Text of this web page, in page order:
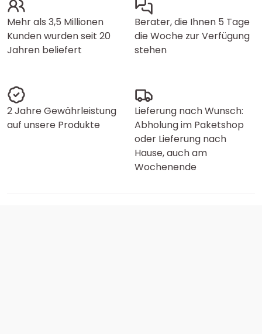
Mehr als 3,5 Millionen
Kunden wurden seit 20
Jahren beliefert
Berater, die Ihnen 5 Tage
die Woche zur Verfügung
stehen
2 Jahre Gewährleistung
auf unsere Produkte
Lieferung nach Wunsch:
Abholung im Paketshop
oder Lieferung nach
Hause, auch am
Wochenende